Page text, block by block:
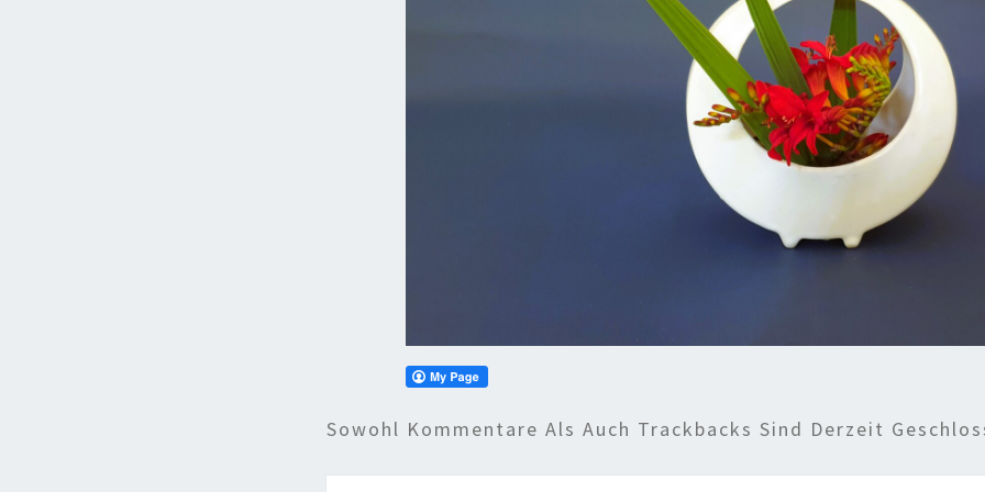
Sowohl Kommentare Als Auch Trackbacks Sind Derzeit